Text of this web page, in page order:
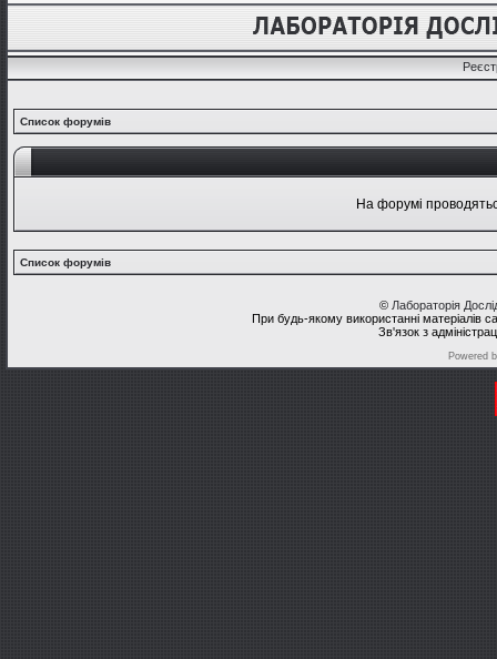
Список форумів
На форумі
Список форумів
© Лабораторія
При будь-якому використанні матеріалів
Зв'язок з
Powered